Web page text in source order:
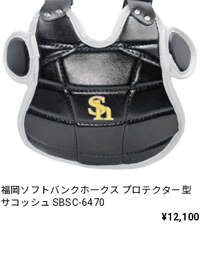
福岡ソフトバンクホークス プロテクター型
サコッシュ SBSC-6470
¥12,100